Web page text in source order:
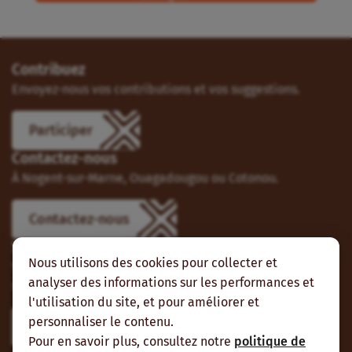
Nous utilisons des cookies pour collecter et
analyser des informations sur les performances et
l'utilisation du site, et pour améliorer et
personnaliser le contenu.
Pour en savoir plus, consultez notre politique de
Contribuez
Envoyez-nous vos contributions et vos suggestions.
Participer
Contactez-nous
À Nogent-sur-Marne, Ouagadougou ou Cotonou.
Contactez-nous
Suivez-nous
Vous pouvez aussi vous abonner à nos flux RSS et nous
suivre sur les réseaux sociaux.